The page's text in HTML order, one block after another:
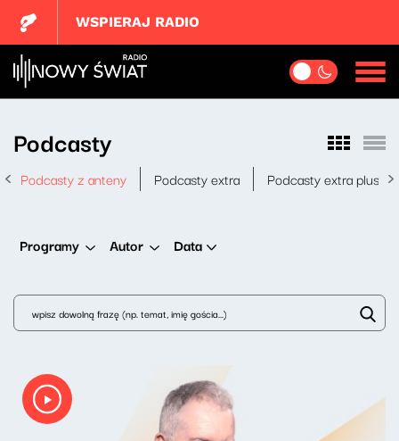
WSPIERAJ RADIO
Podcasty
Podcasty z anteny Podcasty extra Podcasty extra plus
Programy Autor Data